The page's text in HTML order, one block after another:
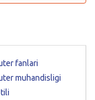
fanlari
muhandisligi